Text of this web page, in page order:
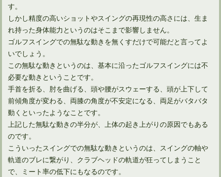
ドライバーのバックスピンが飛距離減の原因というのは間違い
す。
しかし精度の高いショットやスイングの再現性の高さには、生ま
れ持った身体能力というのはそこまで影響しません。
ゴルフスイングでの無駄な動きを無くすだけで可能だと言ってよ
いでしょう。
この無駄な動きというのは、基本に沿ったゴルフスイングには不
必要な動きということです。
手首を折る、肘を曲げる、頭や腰がスウェーする、頭が上下して
前傾角度が変わる、両膝の角度が不安定になる、両足がバタバタ
動くといったようなことです。
上記した無駄な動きの半分が、上体の起き上がりの原因でもある
のです。
こういったスイングでの無駄な動きというのは、スイングの軸や
軌道のブレに繋がり、クラブヘッドの軌道が狂ってしまうこと
で、ミート率の低下にもなるのです。